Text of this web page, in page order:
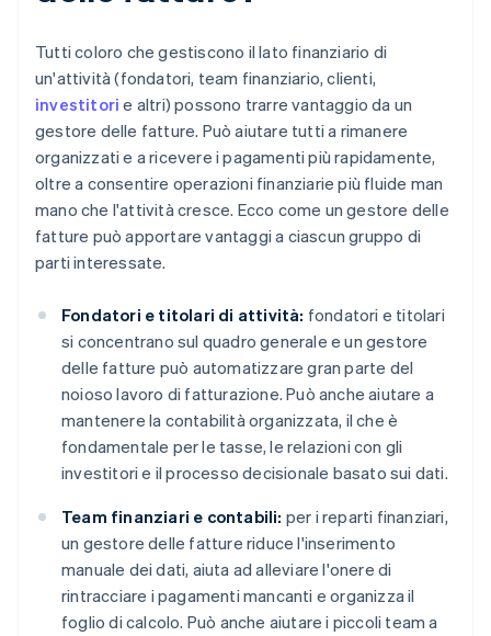
Tutti coloro che gestiscono il lato finanziario di
un'attività (fondatori, team finanziario, clienti,
investitori e altri) possono trarre vantaggio da un
gestore delle fatture. Può aiutare tutti a rimanere
organizzati e a ricevere i pagamenti più rapidamente,
oltre a consentire operazioni finanziarie più fluide man
mano che l'attività cresce. Ecco come un gestore delle
fatture può apportare vantaggi a ciascun gruppo di
parti interessate.
Fondatori e titolari di attività: fondatori e titolari
si concentrano sul quadro generale e un gestore
delle fatture può automatizzare gran parte del
noioso lavoro di fatturazione. Può anche aiutare a
mantenere la contabilità organizzata, il che è
fondamentale per le tasse, le relazioni con gli
investitori e il processo decisionale basato sui dati.
Team finanziari e contabili: per i reparti finanziari,
un gestore delle fatture riduce l'inserimento
manuale dei dati, aiuta ad alleviare l'onere di
rintracciare i pagamenti mancanti e organizza il
foglio di calcolo. Può anche aiutare i piccoli team a